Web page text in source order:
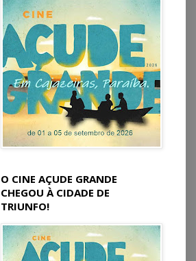
O CINE AÇUDE GRANDE
CHEGOU À CIDADE DE
TRIUNFO!